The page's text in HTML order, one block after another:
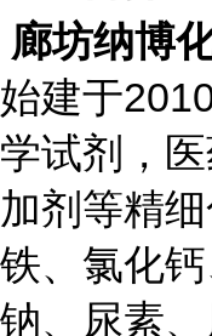
廊坊纳博
始建于
学试剂，
加剂等精
铁、氯化
钠、尿素